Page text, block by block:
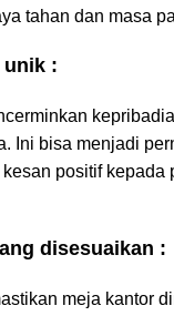
tahan dan masa
unik :
Ini bisa menjadi
positif kepada
disesuaikan :
meja kantor